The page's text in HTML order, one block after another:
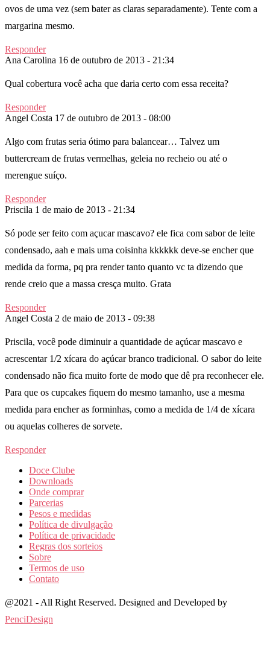
ovos de uma vez (sem bater as claras separadamente). Tente com a
margarina mesmo.
Responder
Ana Carolina 16 de outubro de 2013 - 21:34
Qual cobertura você acha que daria certo com essa receita?
Responder
Angel Costa 17 de outubro de 2013 - 08:00
Algo com frutas seria ótimo para balancear… Talvez um
buttercream de frutas vermelhas, geleia no recheio ou até o
merengue suíço.
Responder
Priscila 1 de maio de 2013 - 21:34
Só pode ser feito com açucar mascavo? ele fica com sabor de leite
condensado, aah e mais uma coisinha kkkkkk deve-se encher que
medida da forma, pq pra render tanto quanto vc ta dizendo que
rende creio que a massa cresça muito. Grata
Responder
Angel Costa 2 de maio de 2013 - 09:38
Priscila, você pode diminuir a quantidade de açúcar mascavo e
acrescentar 1/2 xícara do açúcar branco tradicional. O sabor do leite
condensado não fica muito forte de modo que dê pra reconhecer ele.
Para que os cupcakes fiquem do mesmo tamanho, use a mesma
medida para encher as forminhas, como a medida de 1/4 de xícara
ou aquelas colheres de sorvete.
Responder
Doce Clube
Downloads
Onde comprar
Parcerias
Pesos e medidas
Política de divulgação
Política de privacidade
Regras dos sorteios
Sobre
Termos de uso
Contato
@2021 - All Right Reserved. Designed and Developed by
PenciDesign